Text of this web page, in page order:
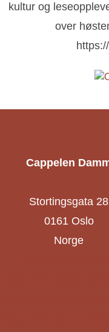
kultur og
over
Cappelen
Stortingsgata 28
0161 Oslo
Norge